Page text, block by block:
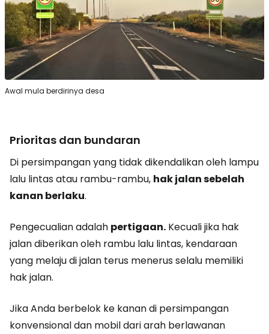
Awal mula berdirinya desa
Prioritas dan bundaran
Di persimpangan yang tidak dikendalikan oleh lampu
lalu lintas atau rambu-rambu, hak jalan sebelah
kanan berlaku.
Pengecualian adalah pertigaan. Kecuali jika hak
jalan diberikan oleh rambu lalu lintas, kendaraan
yang melaju di jalan terus menerus selalu memiliki
hak jalan.
Jika Anda berbelok ke kanan di persimpangan
konvensional dan mobil dari arah berlawanan